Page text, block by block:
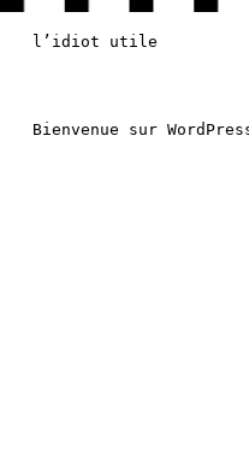
l’idiot utile
Bienvenue sur